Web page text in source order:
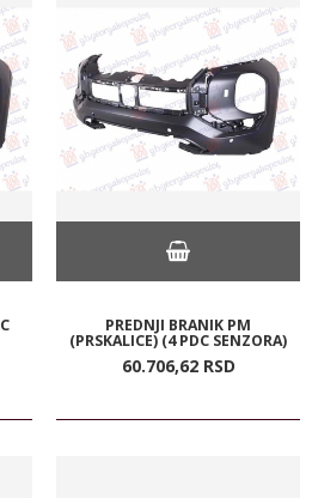
PREDNJI BRANIK PM
(PRSKALICE) (4 PDC SENZORA)
60.706,62 RSD